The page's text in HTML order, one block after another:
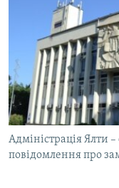
СПЕЦПРОЕКТИ
ДЕПОРТАЦІЯ
ВІДЕОУРОКИ «ELIFBE»
СВІДЧЕННЯ ОКУПАЦІЇ
УКРАЇНСЬКА
ІНФОГРАФІКА
ЯК ОБІЙТИ
Русский
Qırımtatar
ДОЛУЧАЙСЯ!
Адміністрація Ялти
повідомлення про